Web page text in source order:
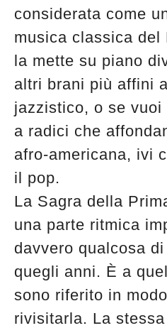
considerata come
musica classica del
la mette su piano
altri brani più affini
jazzistico, o se vuoi
a radici che
afro-americana, ivi
il pop.
La Sagra della
una parte ritmica
davvero qualcosa
quegli anni. È a
sono riferito in
rivisitarla. La